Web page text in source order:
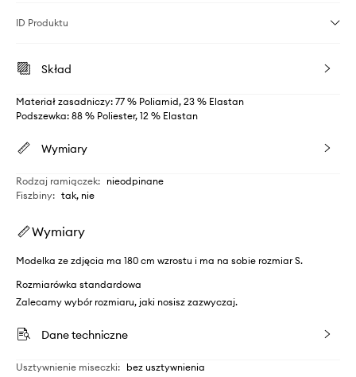
ID Produktu
Skład
Materiał zasadniczy: 77 % Poliamid, 23 % Elastan
Podszewka: 88 % Poliester, 12 % Elastan
Wymiary
Rodzaj ramiączek: nieodpinane
Fiszbiny: tak, nie
Wymiary
Modelka ze zdjęcia ma 180 cm wzrostu i ma na sobie rozmiar S.
Rozmiarówka standardowa
Zalecamy wybór rozmiaru, jaki nosisz zazwyczaj.
Dane techniczne
Usztywnienie miseczki: bez usztywnienia